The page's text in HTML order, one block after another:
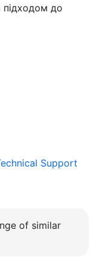
підходом до
Support
of similar